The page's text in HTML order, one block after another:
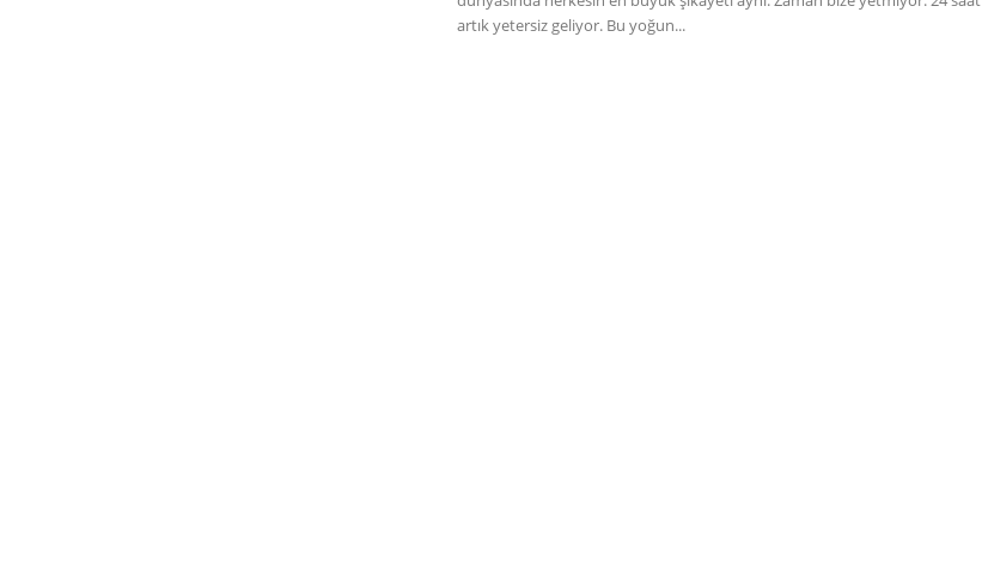
artık yetersiz geliyor. Bu yoğun...